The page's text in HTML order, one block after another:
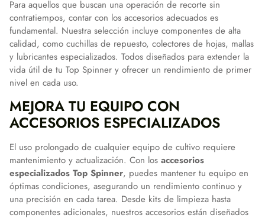
Para aquellos que buscan una operación de recorte sin
contratiempos, contar con los accesorios adecuados es
fundamental. Nuestra selección incluye componentes de alta
calidad, como cuchillas de repuesto, colectores de hojas, mallas
y lubricantes especializados. Todos diseñados para extender la
vida útil de tu Top Spinner y ofrecer un rendimiento de primer
nivel en cada uso.
MEJORA TU EQUIPO CON
ACCESORIOS ESPECIALIZADOS
El uso prolongado de cualquier equipo de cultivo requiere
mantenimiento y actualización. Con los accesorios
especializados Top Spinner, puedes mantener tu equipo en
óptimas condiciones, asegurando un rendimiento continuo y
una precisión en cada tarea. Desde kits de limpieza hasta
componentes adicionales, nuestros accesorios están diseñados